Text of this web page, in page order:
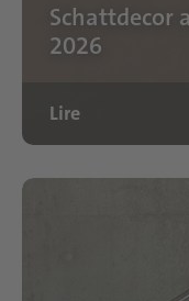
Schattdecor
2026
Lire